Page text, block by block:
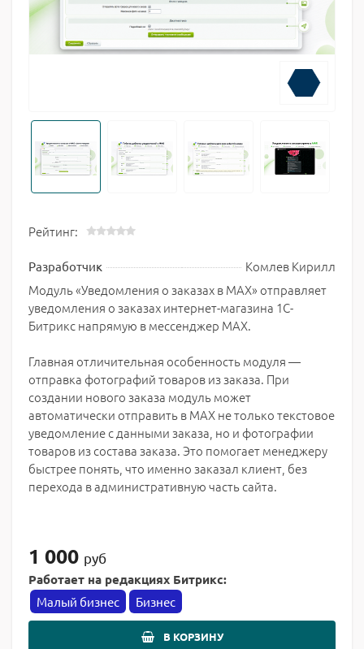
Рейтинг:
Разработчик
Комлев Кирилл
Модуль «Уведомления о заказах в MAX» отправляет
уведомления о заказах интернет-магазина 1С-
Битрикс напрямую в мессенджер MAX.
Главная отличительная особенность модуля —
отправка фотографий товаров из заказа. При
создании нового заказа модуль может
автоматически отправить в MAX не только текстовое
уведомление с данными заказа, но и фотографии
товаров из состава заказа. Это помогает менеджеру
быстрее понять, что именно заказал клиент, без
перехода в административную часть сайта.
1 000 руб
Работает на редакциях Битрикс:
Малый бизнес Бизнес
В КОРЗИНУ